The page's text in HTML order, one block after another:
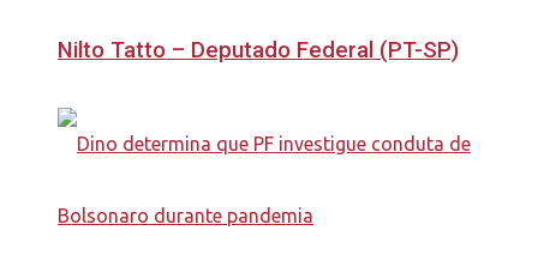
Nilto Tatto – Deputado Federal (PT-SP)